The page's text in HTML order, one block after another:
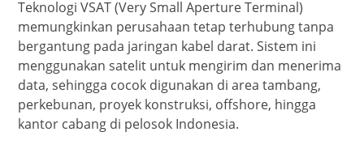
Teknologi VSAT (Very Small Aperture Terminal)
memungkinkan perusahaan tetap terhubung tanpa
bergantung pada jaringan kabel darat. Sistem ini
menggunakan satelit untuk mengirim dan menerima
data, sehingga cocok digunakan di area tambang,
perkebunan, proyek konstruksi, offshore, hingga
kantor cabang di pelosok Indonesia.